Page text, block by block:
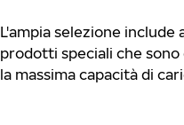
L'ampia selezione include
prodotti speciali che
la massima capacità di